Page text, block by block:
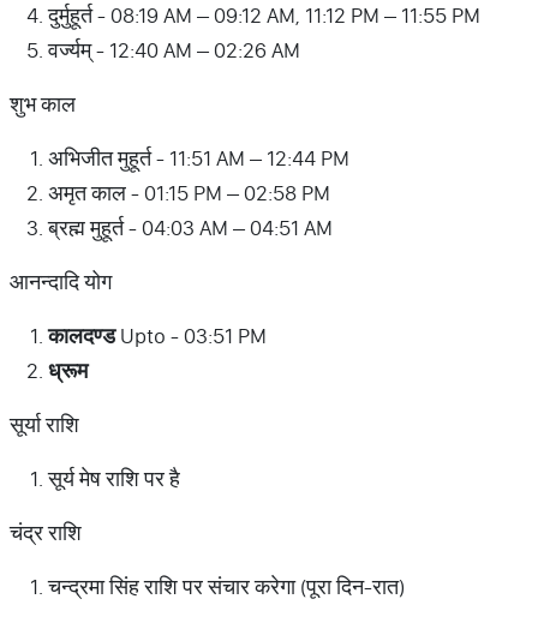
दुर्मुहूर्त - 08:19 AM – 09:12 AM, 11:12 PM – 11:55 PM
वर्ज्यम् - 12:40 AM – 02:26 AM
शुभ काल
अभिजीत मुहूर्त - 11:51 AM – 12:44 PM
अमृत काल - 01:15 PM – 02:58 PM
ब्रह्म मुहूर्त - 04:03 AM – 04:51 AM
आनन्दादि योग
कालदण्डUpto - 03:51 PM
ध्रूम
सूर्या राशि
सूर्य मेष राशि पर है
चंद्र राशि
चन्द्रमा सिंह राशि पर संचार करेगा (पूरा दिन-रात)